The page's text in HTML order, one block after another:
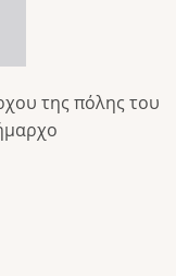
της πόλης του